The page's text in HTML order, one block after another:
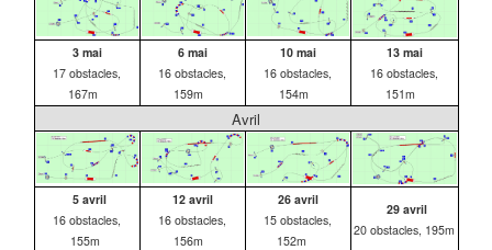
3 mai
17 obstacles,
167m
6 mai
16 obstacles,
159m
10 mai
16 obstacles,
154m
13 mai
16 obstacles,
151m
Avril
5 avril
16 obstacles,
155m
12 avril
16 obstacles,
156m
26 avril
15 obstacles,
152m
29 avril
20 obstacles, 195m